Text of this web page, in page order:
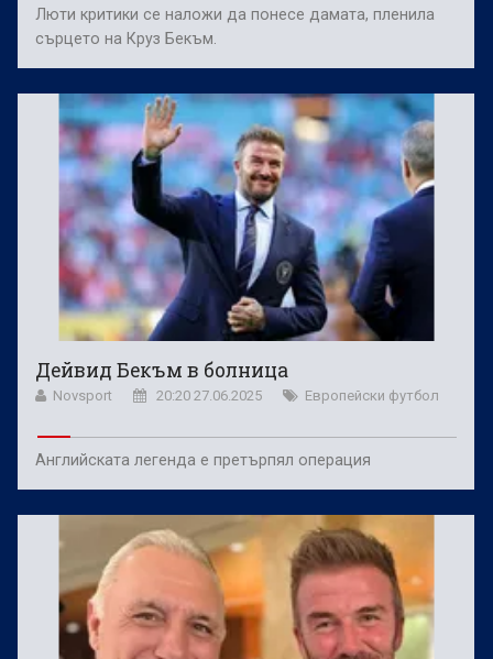
Люти критики се наложи да понесе дамата, пленила
сърцето на Круз Бекъм.
Дейвид Бекъм в болница
Novsport 20:20 27.06.2025 Европейски футбол
Английската легенда е претърпял операция